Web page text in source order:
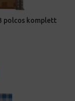
polcos komplett